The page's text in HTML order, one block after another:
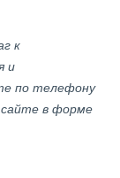
к
и
по телефону
сайте в форме